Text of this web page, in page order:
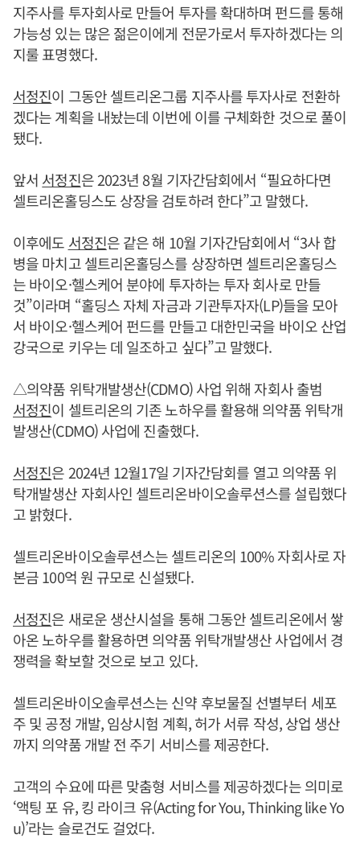
지주사를 투자회사로 만들어 투자를 확대하며 펀드를 통해
가능성 있는 많은 젊은이에게 전문가로서 투자하겠다는 의
지룰 표명했다.
서정진이 그동안 셀트리온그룹 지주사를 투자사로 전환하
겠다는 계획을 내놨는데 이번에 이를 구체화한 것으로 풀이
됐다.
앞서 서정진은 2023년 8월 기자간담회에서 “필요하다면
셀트리온홀딩스도 상장을 검토하려 한다”고 말했다.
이후에도 서정진은 같은 해 10월 기자간담회에서 “3사 합
병을 마치고 셀트리온홀딩스를 상장하면 셀트리온홀딩스
는 바이오·헬스케어 분야에 투자하는 투자 회사로 만들
것”이라며 “홀딩스 자체 자금과 기관투자자(LP)들을 모아
서 바이오·헬스케어 펀드를 만들고 대한민국을 바이오 산업
강국으로 키우는 데 일조하고 싶다”고 말했다.
△의약품 위탁개발생산(CDMO) 사업 위해 자회사 출범
서정진이 셀트리온의 기존 노하우를 활용해 의약품 위탁개
발생산(CDMO) 사업에 진출했다.
서정진은 2024년 12월17일 기자간담회를 열고 의약품 위
탁개발생산 자회사인 셀트리온바이오솔루션스를 설립했다
고 밝혔다.
셀트리온바이오솔루션스는 셀트리온의 100% 자회사로 자
본금 100억 원 규모로 신설됐다.
서정진은 새로운 생산시설을 통해 그동안 셀트리온에서 쌓
아온 노하우를 활용하면 의약품 위탁개발생산 사업에서 경
쟁력을 확보할 것으로 보고 있다.
셀트리온바이오솔루션스는 신약 후보물질 선별부터 세포
주 및 공정 개발, 임상시험 계획, 허가 서류 작성, 상업 생산
까지 의약품 개발 전 주기 서비스를 제공한다.
고객의 수요에 따른 맞춤형 서비스를 제공하겠다는 의미로
‘액팅 포 유, 킹 라이크 유(Acting for You, Thinking like Yo
u)’라는 슬로건도 걸었다.